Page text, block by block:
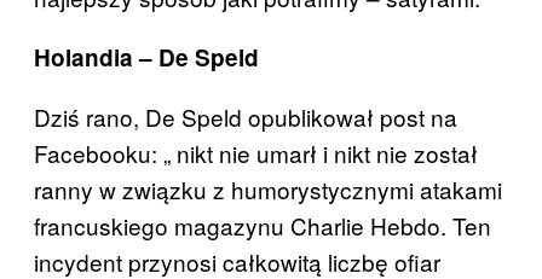
Holandia – De Speld
Dziś rano, De Speld opublikował post na
Facebooku: „ nikt nie umarł i nikt nie został
ranny w związku z humorystycznymi atakami
francuskiego magazynu Charlie Hebdo. Ten
incydent przynosi całkowitą liczbę ofiar